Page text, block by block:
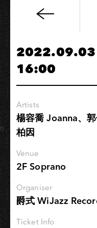
2022
無
反
顧
跑
高
雄
場
2022.09.03
16:00
Artists
楊容喬 Joanna、
柏因
Venue
2F Soprano
Organiser
爵式 WiJazz
Ticket Info